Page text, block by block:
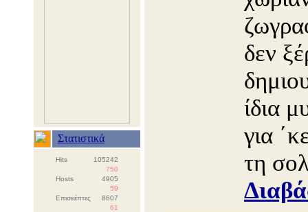
Στατιστικά
Hits
105242
750
Hosts
4905
59
Επισκέπτες
8607
61
δεν
ίδια
για
τη